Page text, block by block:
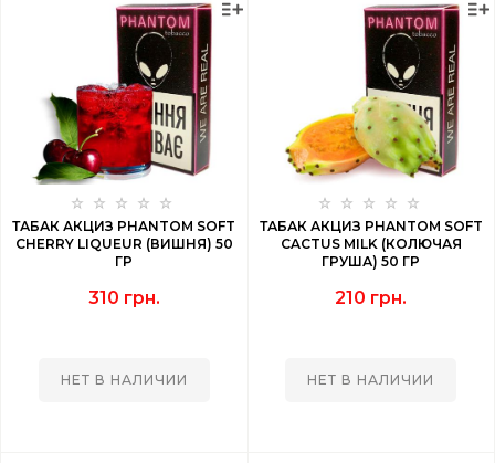
ТАБАК АКЦИЗ PHANTOM SOFT
CHERRY LIQUEUR (ВИШНЯ) 50
ГР
310 грн.
НЕТ В НАЛИЧИИ
ТАБАК АКЦИЗ PHANTOM SOFT
CACTUS MILK (КОЛЮЧАЯ
ГРУША) 50 ГР
210 грн.
НЕТ В НАЛИЧИИ